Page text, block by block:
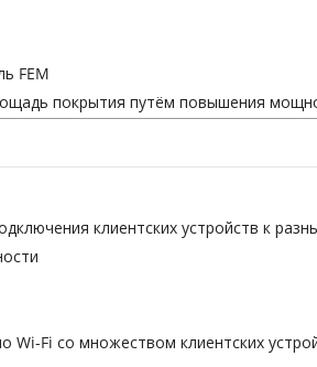
FEM
покрытия путём повышения
клиентских устройств к
Wi-Fi со множеством клиентских